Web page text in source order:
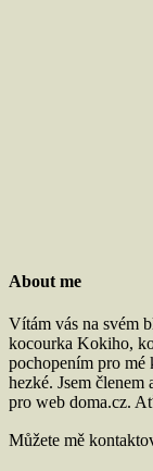
About me
Vítám vás na svém
kocourka Kokiho,
pochopením pro mé
hezké. Jsem členem
pro web doma.cz.
Můžete mě